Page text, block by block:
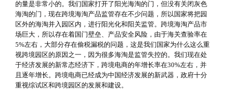
的量是非常小的。我们国家打开了阳光海淘的门，但没有关闭灰色
海淘的门，现在跨境海淘产品监管存在不少问题，所以国家将把园
区外的海淘并入园区内，进行阳光化和阳关监管。跨境海淘产品市
场巨大，所以存在着国门壁垒、产品安全风险，由于海关查验率在
5%左右，大部分存在偷税漏税的问题，这是我们国家为什么这么重
视跨境园区的原因之一，因为很多海淘是监管失控的。我们现在处
于经济发展的新常态经济下，跨境电商的年增长率在30%左右，并
且逐年增长。跨境电商已经成为中国经济发展的新武器，政府十分
重视综试区和跨境园区的发展和建设。